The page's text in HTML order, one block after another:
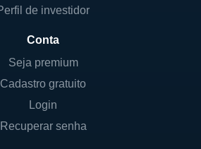
uma gama diversificada de
podem estar fundos
e investidores privados. O
é mantido através da
que se alinha com os
setor financeiro dos
de investidor
Conta
Seja premium
Cadastro gratuito
Login
Recuperar senha